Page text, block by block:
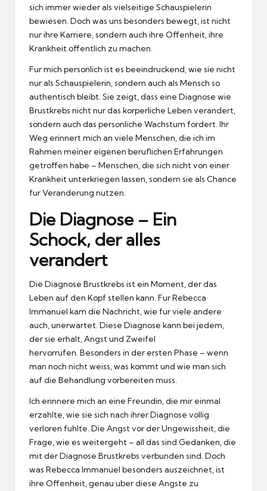
sich immer wieder als vielseitige Schauspielerin
bewiesen. Doch was uns besonders bewegt, ist nicht
nur ihre Karriere, sondern auch ihre Offenheit, ihre
Krankheit offentlich zu machen.
Fur mich personlich ist es beeindruckend, wie sie nicht
nur als Schauspielerin, sondern auch als Mensch so
authentisch bleibt. Sie zeigt, dass eine Diagnose wie
Brustkrebs nicht nur das korperliche Leben verandert,
sondern auch das personliche Wachstum fordert. Ihr
Weg erinnert mich an viele Menschen, die ich im
Rahmen meiner eigenen beruflichen Erfahrungen
getroffen habe – Menschen, die sich nicht von einer
Krankheit unterkriegen lassen, sondern sie als Chance
fur Veranderung nutzen.
Die Diagnose – Ein
Schock, der alles
verandert
Die Diagnose Brustkrebs ist ein Moment, der das
Leben auf den Kopf stellen kann. Fur Rebecca
Immanuel kam die Nachricht, wie fur viele andere
auch, unerwartet. Diese Diagnose kann bei jedem,
der sie erhalt, Angst und Zweifel
hervorrufen. Besonders in der ersten Phase – wenn
man noch nicht weiss, was kommt und wie man sich
auf die Behandlung vorbereiten muss.
Ich erinnere mich an eine Freundin, die mir einmal
erzahlte, wie sie sich nach ihrer Diagnose vollig
verloren fuhlte. Die Angst vor der Ungewissheit, die
Frage, wie es weitergeht – all das sind Gedanken, die
mit der Diagnose Brustkrebs verbunden sind. Doch
was Rebecca Immanuel besonders auszeichnet, ist
ihre Offenheit, genau uber diese Angste zu